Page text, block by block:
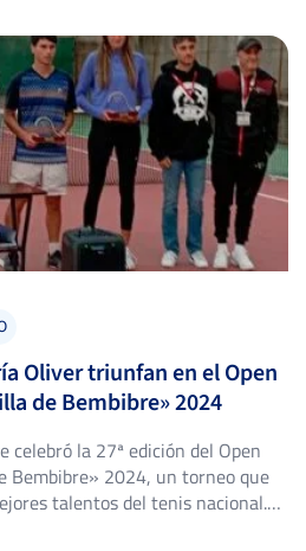
IBP Tenis. En […]
Oliver triunfan en el Open
de Bembibre» 2024
celebró la 27ª edición del Open
Bembibre» 2024, un torneo que
talentos del tenis nacional.